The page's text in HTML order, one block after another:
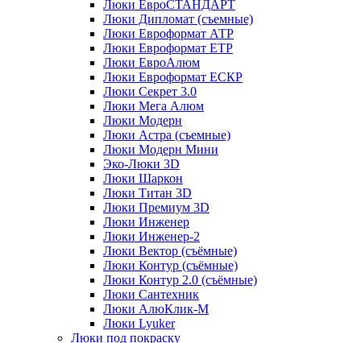
Люки ЕвроСТАНДАРТ
Люки Дипломат (съемные)
Люки Евроформат АТР
Люки Евроформат ЕТР
Люки ЕвроАлюм
Люки Евроформат ЕСКР
Люки Секрет 3.0
Люки Мега Алюм
Люки Модерн
Люки Астра (съемные)
Люки Модерн Мини
Эко-Люки 3D
Люки Шаркон
Люки Титан 3D
Люки Премиум 3D
Люки Инженер
Люки Инженер-2
Люки Вектор (съёмные)
Люки Контур (съёмные)
Люки Контур 2.0 (съёмные)
Люки Сантехник
Люки АлюКлик-М
Люки Lyuker
Люки под покраску